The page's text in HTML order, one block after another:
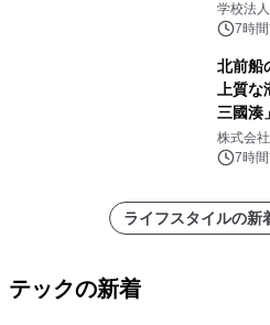
学校法
7時
北前船
上質
三國
株式会
7時
ライフスタイルの新
テックの新着